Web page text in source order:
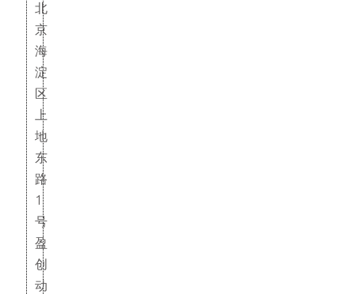
北
京
海
淀
区
上
地
东
路
1
号
盈
创
动